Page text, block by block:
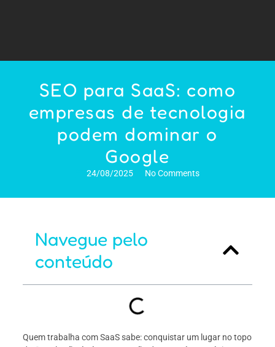
SEO para SaaS: como
empresas de tecnologia
podem dominar o
Google
24/08/2025 No Comments
Navegue pelo
conteúdo
Quem trabalha com SaaS sabe: conquistar um lugar no topo